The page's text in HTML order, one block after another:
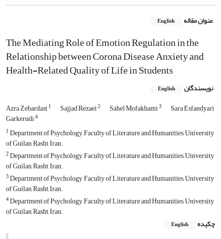
عنوان مقاله English
The Mediating Role of Emotion Regulation in the
Relationship between Corona Disease Anxiety and
Health-Related Quality of Life in Students
نویسندگان English
Azra Zebardast1 Sajjad Rezaei2 Sahel Mofakhami3 Sara Esfandyari
Garkerudi4
1Department of Psychology, Faculty of Literature and Humanities, University
of Guilan, Rasht, Iran.
2Department of Psychology, Faculty of Literature and Humanities, University
of Guilan, Rasht, Iran.
3Department of Psychology, Faculty of Literature and Humanities, University
of Guilan, Rasht, Iran.
4Department of Psychology, Faculty of Literature and Humanities, University
of Guilan, Rasht, Iran.
چکیده
English